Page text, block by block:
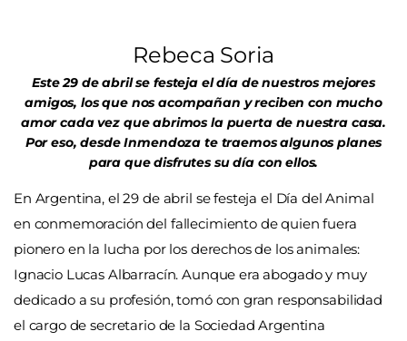
Rebeca Soria
Este 29 de abril se festeja el día de nuestros mejores
amigos, los que nos acompañan y reciben con mucho
amor cada vez que abrimos la puerta de nuestra casa.
Por eso, desde Inmendoza te traemos algunos planes
para que disfrutes su día con ellos.
En Argentina, el 29 de abril se festeja el Día del Animal
en conmemoración del fallecimiento de quien fuera
pionero en la lucha por los derechos de los animales:
Ignacio Lucas Albarracín. Aunque era abogado y muy
dedicado a su profesión, tomó con gran responsabilidad
el cargo de secretario de la Sociedad Argentina